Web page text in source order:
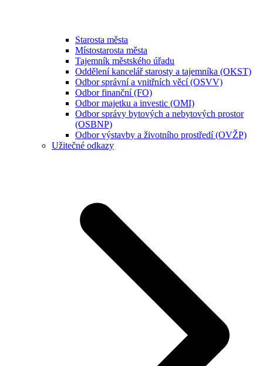
Starosta města
Místostarosta města
Tajemník městského úřadu
Oddělení kancelář starosty a tajemníka (OKST)
Odbor správní a vnitřních věcí (OSVV)
Odbor finanční (FO)
Odbor majetku a investic (OMI)
Odbor správy bytových a nebytových prostor
(OSBNP)
Odbor výstavby a životního prostředí (OVŽP)
Užitečné odkazy